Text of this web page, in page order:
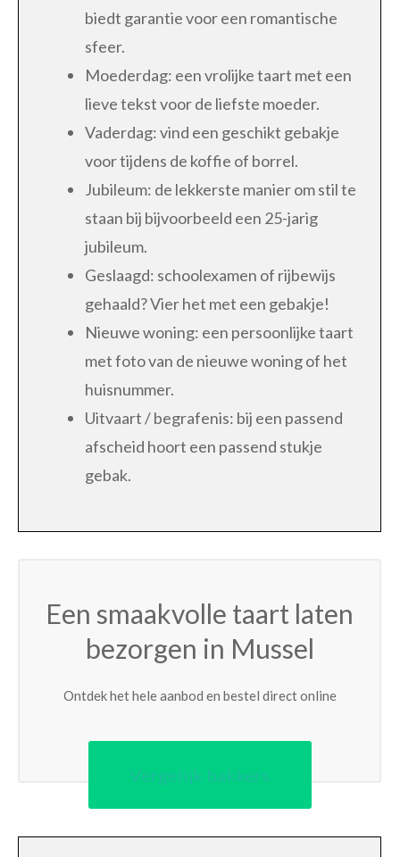
biedt garantie voor een romantische
sfeer.
Moederdag: een vrolijke taart met een
lieve tekst voor de liefste moeder.
Vaderdag: vind een geschikt gebakje
voor tijdens de koffie of borrel.
Jubileum: de lekkerste manier om stil te
staan bij bijvoorbeeld een 25-jarig
jubileum.
Geslaagd: schoolexamen of rijbewijs
gehaald? Vier het met een gebakje!
Nieuwe woning: een persoonlijke taart
met foto van de nieuwe woning of het
huisnummer.
Uitvaart / begrafenis: bij een passend
afscheid hoort een passend stukje
gebak.
Een smaakvolle taart laten
bezorgen in Mussel
Ontdek het hele aanbod en bestel direct online
Vergelijk bakkers